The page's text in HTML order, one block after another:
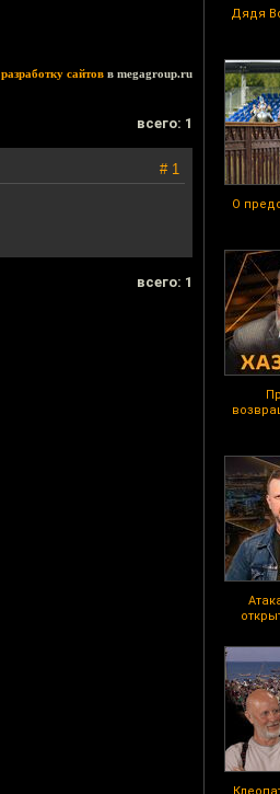
Дядя
О
разработку сайтов в megagroup.ru
всего: 1
# 1
всего: 1